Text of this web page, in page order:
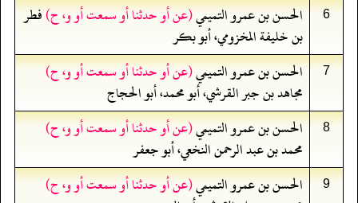
6 الحسن بن عمرو التميمي(عن أو حدثنا أو سمعت أو و، ح)فطر
بن خليفة المخزومي، أبو بكر
7 الحسن بن عمرو التميمي(عن أو حدثنا أو سمعت أو و، ح)
مجاهد بن جبر القرشي، أبو محمد، أبو الحجاج
8 الحسن بن عمرو التميمي(عن أو حدثنا أو سمعت أو و، ح)
محمد بن عبد الرحمن النخعي، أبو جعفر
9 الحسن بن عمرو التميمي(عن أو حدثنا أو سمعت أو و، ح)